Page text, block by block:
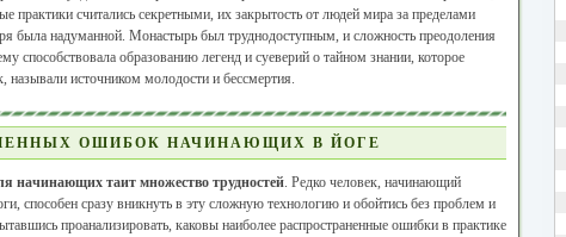
практики считались секретными, их закрытость от людей мира за пределами
была надуманной. Монастырь был труднодоступным, и сложность преодоления
способствовала образованию легенд и суеверий о тайном знании, которое
называли источником молодости и бессмертия.
ОШИБОК НАЧИНАЮЩИХ В ЙОГЕ
начинающих таит множество трудностей. Редко человек, начинающий
способен сразу вникнуть в эту сложную технологию и обойтись без проблем и
проанализировать, каковы наиболее распространенные ошибки в практике